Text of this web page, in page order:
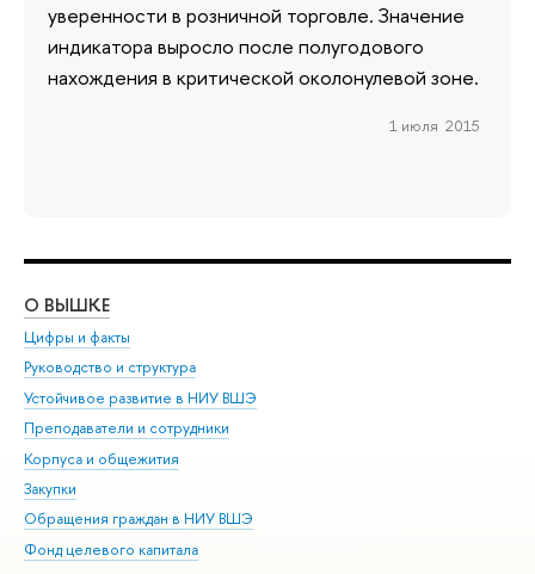
уверенности в розничной торговле. Значение
индикатора выросло после полугодового
нахождения в критической околонулевой зоне.
1 июля 2015
О ВЫШКЕ
Цифры и факты
Руководство и структура
Устойчивое развитие в НИУ ВШЭ
Преподаватели и сотрудники
Корпуса и общежития
Закупки
Обращения граждан в НИУ ВШЭ
Фонд целевого капитала